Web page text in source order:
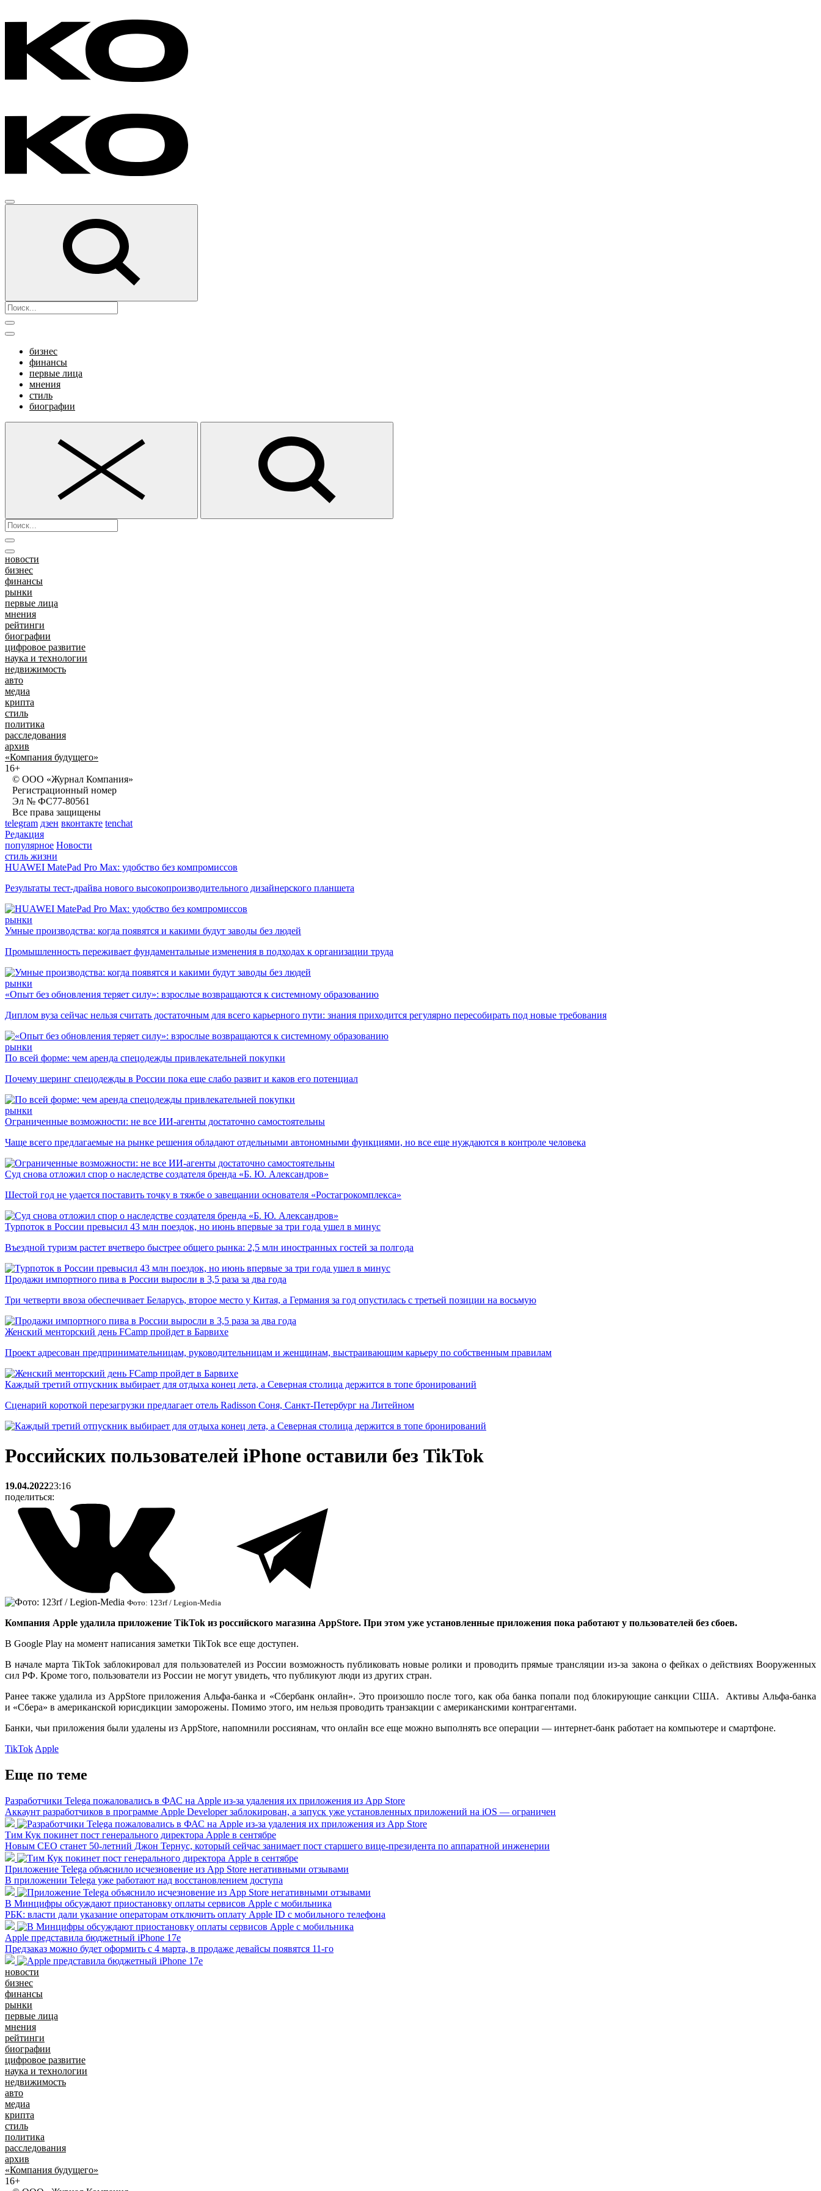
бизнес
финансы
первые лица
мнения
стиль
биографии
новости
бизнес
финансы
рынки
первые лица
мнения
рейтинги
биографии
цифровое развитие
наука и технологии
недвижимость
авто
медиа
крипта
стиль
политика
расследования
архив
«Компания будущего»
16+
© ООО «Журнал Компания»
Регистрационный номер
Эл № ФС77-80561
Все права защищены
telegram дзен вконтакте tenchat
Редакция
популярное Новости
стиль жизни
HUAWEI MatePad Pro Max: удобство без компромиссов
Результаты тест-драйва нового высокопроизводительного дизайнерского планшета
рынки
Умные производства: когда появятся и какими будут заводы без людей
Промышленность переживает фундаментальные изменения в подходах к организации труда
рынки
«Опыт без обновления теряет силу»: взрослые возвращаются к системному образованию
Диплом вуза сейчас нельзя считать достаточным для всего карьерного пути: знания приходится регулярно пересобирать под новые требования
рынки
По всей форме: чем аренда спецодежды привлекательней покупки
Почему шеринг спецодежды в России пока еще слабо развит и каков его потенциал
рынки
Ограниченные возможности: не все ИИ-агенты достаточно самостоятельны
Чаще всего предлагаемые на рынке решения обладают отдельными автономными функциями, но все еще нуждаются в контроле человека
Суд снова отложил спор о наследстве создателя бренда «Б. Ю. Александров»
Шестой год не удается поставить точку в тяжбе о завещании основателя «Ростагрокомплекса»
Турпоток в России превысил 43 млн поездок, но июнь впервые за три года ушел в минус
Въездной туризм растет вчетверо быстрее общего рынка: 2,5 млн иностранных гостей за полгода
Продажи импортного пива в России выросли в 3,5 раза за два года
Три четверти ввоза обеспечивает Беларусь, второе место у Китая, а Германия за год опустилась с третьей позиции на восьмую
Женский менторский день FCamp пройдет в Барвихе
Проект адресован предпринимательницам, руководительницам и женщинам, выстраивающим карьеру по собственным правилам
Каждый третий отпускник выбирает для отдыха конец лета, а Северная столица держится в топе бронирований
Сценарий короткой перезагрузки предлагает отель Radisson Соня, Санкт-Петербург на Литейном
Российских пользователей iPhone оставили без TikTok
19.04.202223:16
поделиться:
Фото: 123rf / Legion-Media
Компания Apple удалила приложение TikTok из российского магазина AppStore. При этом уже установленные приложения пока работают у пользователей без сбоев.
В Google Play на момент написания заметки TikTok все еще доступен.
В начале марта TikTok заблокировал для пользователей из России возможность публиковать новые ролики и проводить прямые трансляции из-за закона о фейках о действиях Вооруженных
сил РФ. Кроме того, пользователи из России не могут увидеть, что публикуют люди из других стран.
Ранее также удалила из AppStore приложения Альфа-банка и «Сбербанк онлайн». Это произошло после того, как оба банка попали под блокирующие санкции США. Активы Альфа-банка
и «Сбера» в американской юрисдикции заморожены. Помимо этого, им нельзя проводить транзакции с американскими контрагентами.
Банки, чьи приложения были удалены из AppStore, напомнили россиянам, что онлайн все еще можно выполнять все операции — интернет-банк работает на компьютере и смартфоне.
TikTok Apple
Еще по теме
Разработчики Telega пожаловались в ФАС на Apple из-за удаления их приложения из App Store
Аккаунт разработчиков в программе Apple Developer заблокирован, а запуск уже установленных приложений на iOS — ограничен
Тим Кук покинет пост генерального директора Аpple в сентябре
Новым СЕО станет 50-летний Джон Тернус, который сейчас занимает пост старшего вице-президента по аппаратной инженерии
Приложение Telega объяснило исчезновение из App Store негативными отзывами
В приложении Telega уже работают над восстановлением доступа
В Минцифры обсуждают приостановку оплаты сервисов Apple с мобильника
РБК: власти дали указание операторам отключить оплату Apple ID с мобильного телефона
Apple представила бюджетный iPhone 17e
Предзаказ можно будет оформить с 4 марта, в продаже девайсы появятся 11-го
новости
бизнес
финансы
рынки
первые лица
мнения
рейтинги
биографии
цифровое развитие
наука и технологии
недвижимость
авто
медиа
крипта
стиль
политика
расследования
архив
«Компания будущего»
16+